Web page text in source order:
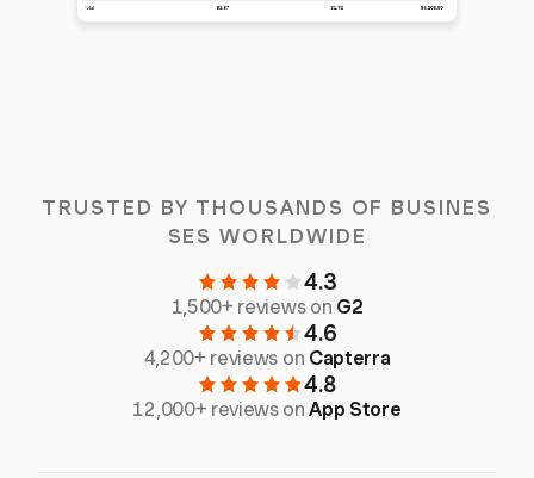
TRUSTED BY THOUSANDS OF BUSINES
SES WORLDWIDE
4.3
1,500+ reviews on G2
4.6
4,200+ reviews on Capterra
4.8
12,000+ reviews onApp Store